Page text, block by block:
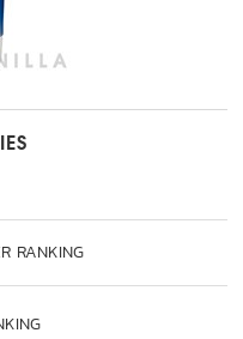
RANKING